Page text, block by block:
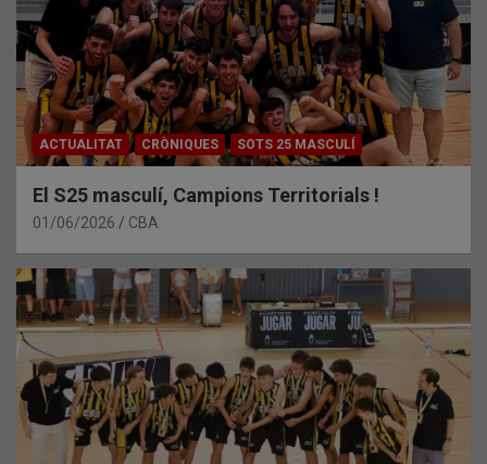
ACTUALITAT CRÒNIQUES SOTS 25 MASCULÍ
El S25 masculí, Campions Territorials !
01/06/2026 CBA